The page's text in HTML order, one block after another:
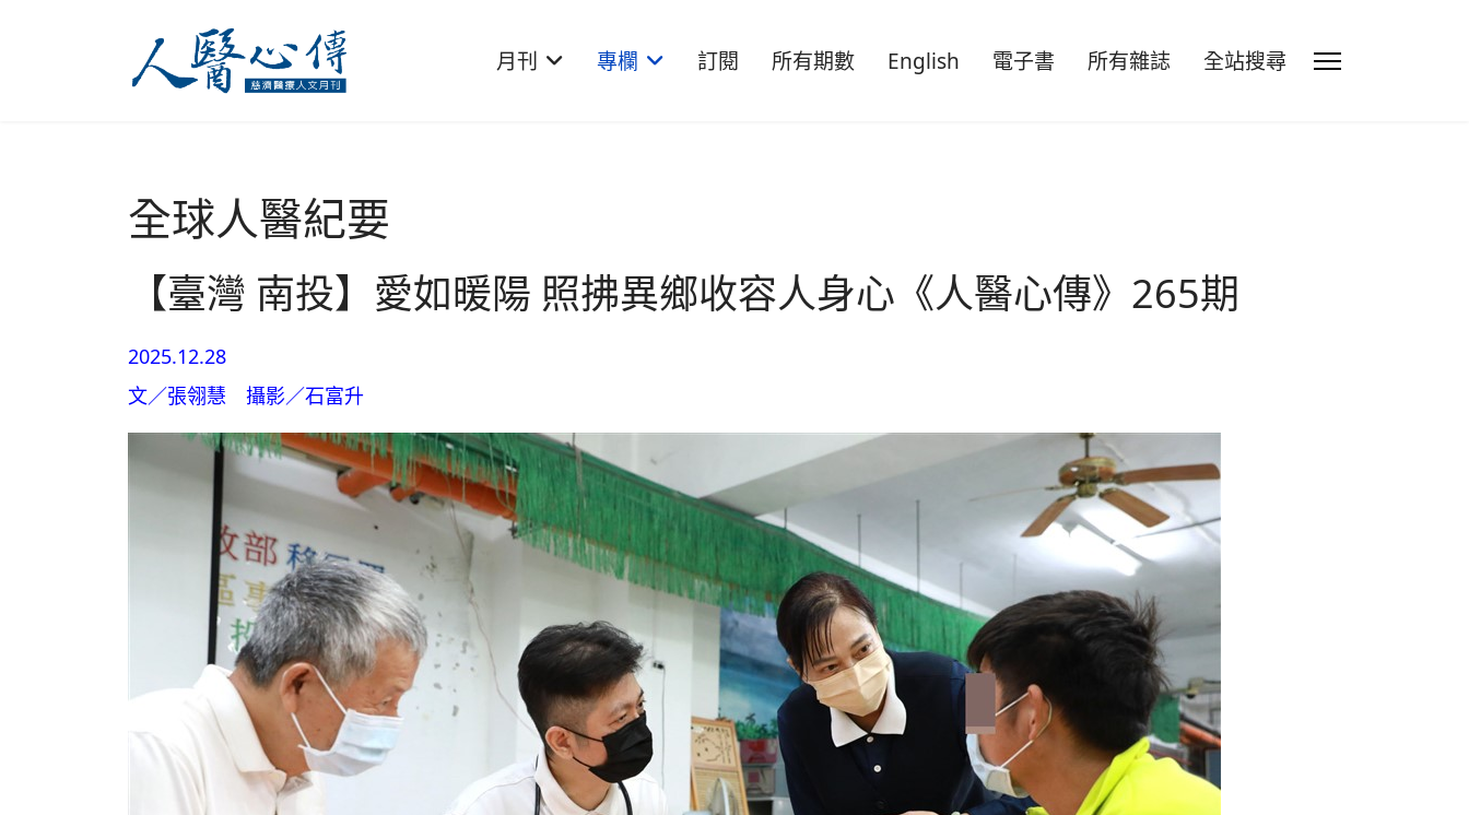
月刊 專欄 訂閱 所有期數 English 電子書 所有雜誌 全站搜尋
全球人醫紀要
【臺灣 南投】愛如暖陽 照拂異鄉收容人身心《人醫心傳》265期
2025.12.28
文／張翎慧 攝影／石富升